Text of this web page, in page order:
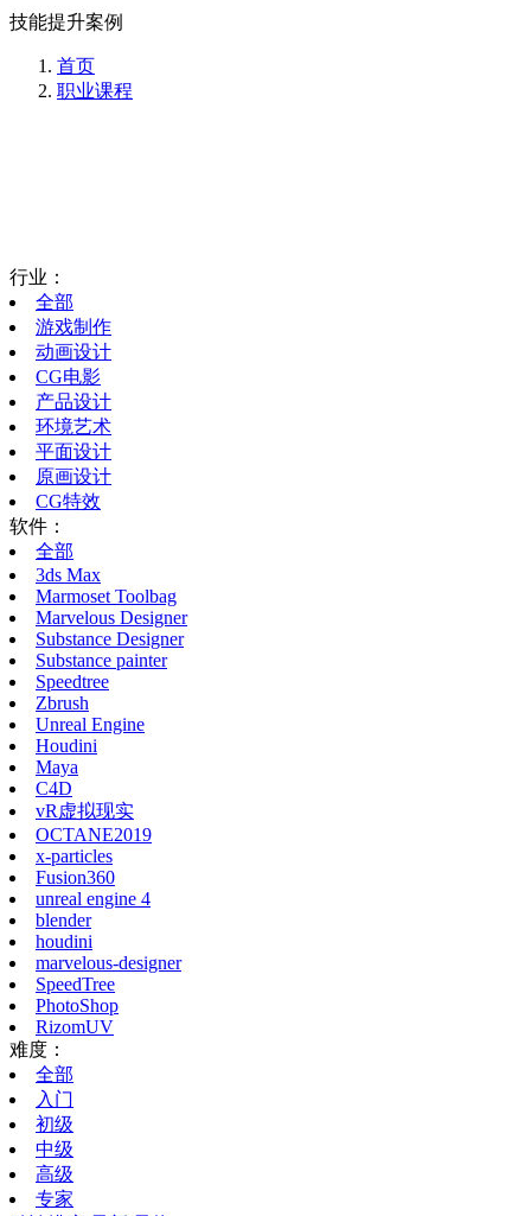
技能提升案例
首页
职业课程
行业：
全部
游戏制作
动画设计
CG电影
产品设计
环境艺术
平面设计
原画设计
CG特效
软件：
全部
3ds Max
Marmoset Toolbag
Marvelous Designer
Substance Designer
Substance painter
Speedtree
Zbrush
Unreal Engine
Houdini
Maya
C4D
vR虚拟现实
OCTANE2019
x-particles
Fusion360
unreal engine 4
blender
houdini
marvelous-designer
SpeedTree
PhotoShop
RizomUV
难度：
全部
入门
初级
中级
高级
专家